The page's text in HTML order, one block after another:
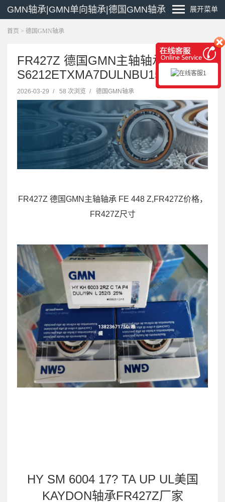
GMN轴承|GMN单向轴承|德国GMN轴承 展开菜单
首页 > 德国GMN轴承
FR427Z 德国GMN主轴轴承
S6212ETXMA7DULNBU15
2026-03-29 / 58 次浏览 / 德国GMN轴承
FR427Z 德国GMN主轴轴承 FE 448 Z,FR427Z价格，
FR427Z尺寸
HY SM 6004 17? TA UP UL美国
KAYDON轴承FR427Z厂家